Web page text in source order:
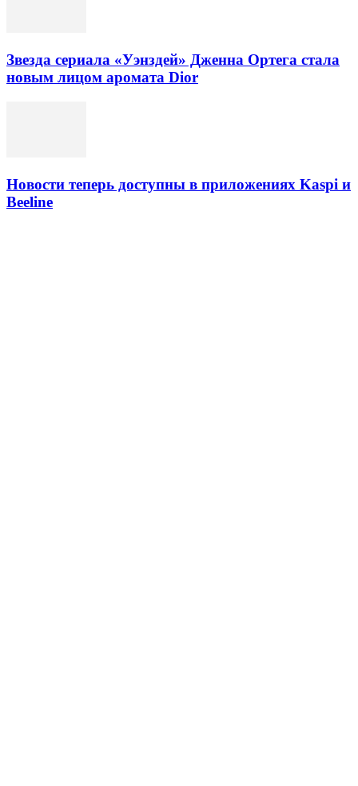
Звезда сериала «Уэнздей» Дженна Ортега стала
новым лицом аромата Dior
Новости теперь доступны в приложениях Kaspi и
Beeline